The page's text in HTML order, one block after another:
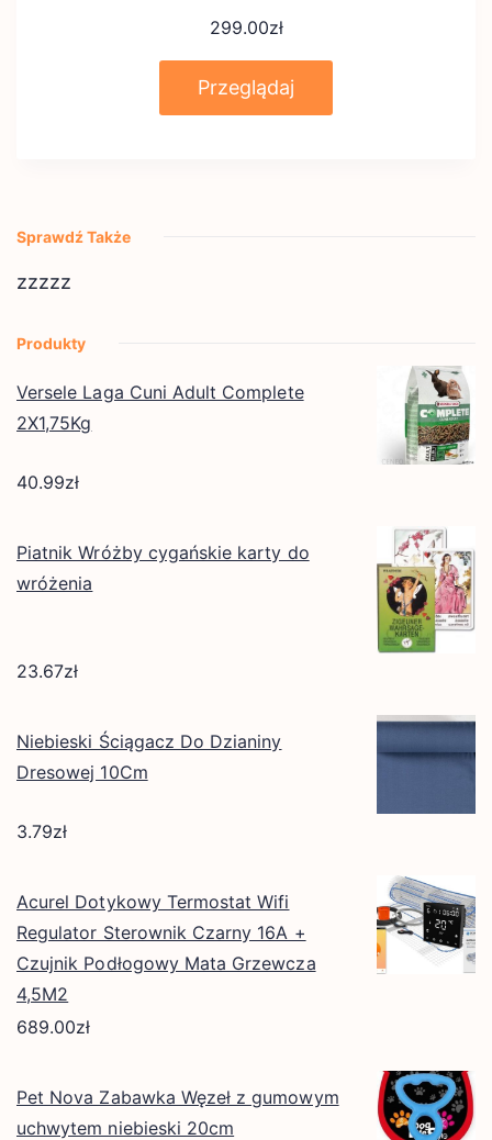
299.00zł
Przeglądaj
Sprawdź Także
zzzzz
Produkty
Versele Laga Cuni Adult Complete
2X1,75Kg
40.99zł
Piatnik Wróżby cygańskie karty do
wróżenia
23.67zł
Niebieski Ściągacz Do Dzianiny
Dresowej 10Cm
3.79zł
Acurel Dotykowy Termostat Wifi
Regulator Sterownik Czarny 16A +
Czujnik Podłogowy Mata Grzewcza
4,5M2
689.00zł
Pet Nova Zabawka Węzeł z gumowym
uchwytem niebieski 20cm